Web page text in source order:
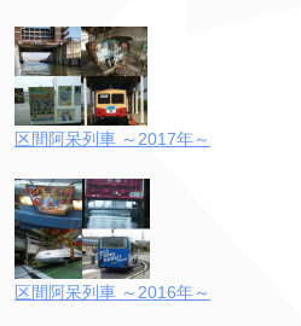
区間阿呆列車 ～2017年～
区間阿呆列車 ～2016年～